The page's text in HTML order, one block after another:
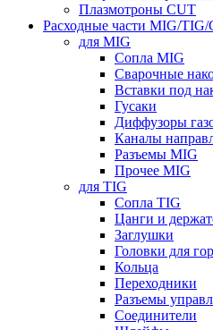
Плазмотроны CUT
Расходные части MIG/
для MIG
Сопла MIG
Сварочные
Вставки под
Гусаки
Диффузоры
Каналы
Разъемы MIG
Прочее MIG
для TIG
Сопла TIG
Цанги и
Заглушки
Головки для
Кольца
Переходники
Разъемы
Соединители